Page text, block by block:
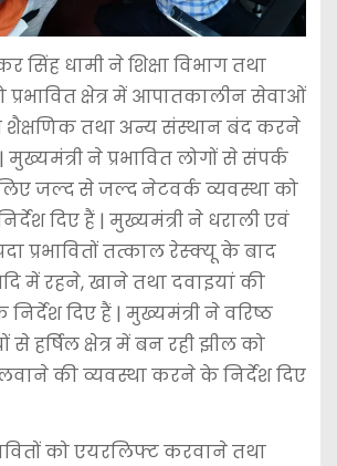
सिंह धामी ने शिक्षा विभाग तथा
प्रभावित क्षेत्र में आपातकालीन सेवाओं
शैक्षणिक तथा अन्य संस्थान बंद करने
मुख्यमंत्री ने प्रभावित लोगों से संपर्क
जल्द से जल्द नेटवर्क व्यवस्था को
दिए हैं | मुख्यमंत्री ने धराली एवं
प्रभावितों तत्काल रेस्क्यू के बाद
में रहने, खाने तथा दवाइयां की
दिए हैं | मुख्यमंत्री ने वरिष्ठ
से हर्षिल क्षेत्र में बन रही झील को
की व्यवस्था करने के निर्देश दिए
को एयरलिफ्ट करवाने तथा